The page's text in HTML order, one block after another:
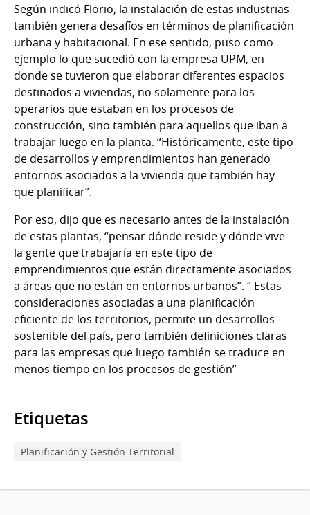
Según indicó Florio, la instalación de estas industrias
también genera desafíos en términos de planificación
urbana y habitacional. En ese sentido, puso como
ejemplo lo que sucedió con la empresa UPM, en
donde se tuvieron que elaborar diferentes espacios
destinados a viviendas, no solamente para los
operarios que estaban en los procesos de
construcción, sino también para aquellos que iban a
trabajar luego en la planta. “Históricamente, este tipo
de desarrollos y emprendimientos han generado
entornos asociados a la vivienda que también hay
que planificar”.
Por eso, dijo que es necesario antes de la instalación
de estas plantas, “pensar dónde reside y dónde vive
la gente que trabajaría en este tipo de
emprendimientos que están directamente asociados
a áreas que no están en entornos urbanos”. “ Estas
consideraciones asociadas a una planificación
eficiente de los territorios, permite un desarrollos
sostenible del país, pero también definiciones claras
para las empresas que luego también se traduce en
menos tiempo en los procesos de gestión”
Etiquetas
Planificación y Gestión Territorial